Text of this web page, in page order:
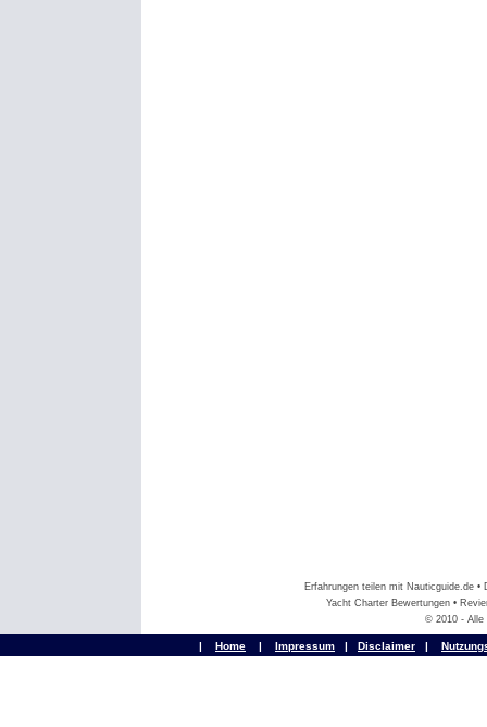
Erfahrungen teilen mit Nauticguide.de
Yacht Charter Bewertungen •
© 2010 - Alle
| Home | Impressum | Disclaimer |